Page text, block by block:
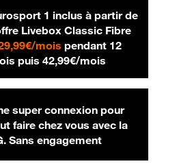
1 inclus à partir de
Livebox Classic Fibre
mois29,99 € par mois
pendant 12
puis 42,99€/mois42,99 € par
super connexion pour
faire chez vous avec la
Sans engagement